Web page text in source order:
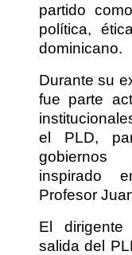
partido
política,
dominicano.
Durante su
fue parte
el PLD,
gobiernos
inspirado
Profesor
El
salida del